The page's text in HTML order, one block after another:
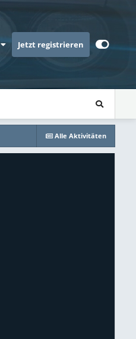
Jetzt registrieren
Alle Aktivitäten